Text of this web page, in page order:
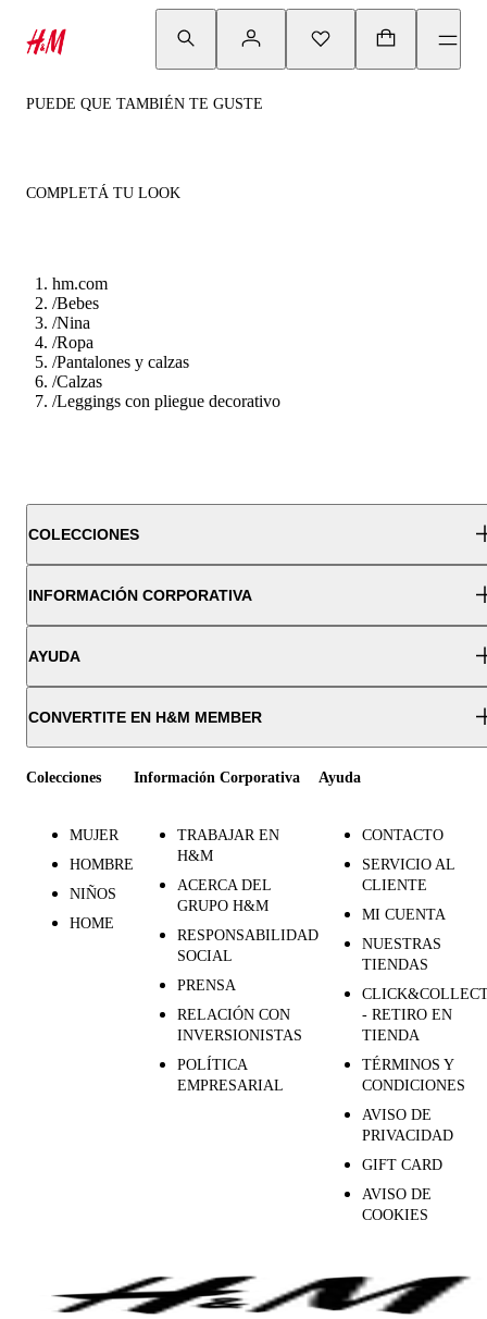
PUEDE QUE TAMBIÉN TE GUSTE
COMPLETÁ TU LOOK
hm.com
/Bebes
/Nina
/Ropa
/Pantalones y calzas
/Calzas
/Leggings con pliegue decorativo
COLECCIONES
INFORMACIÓN CORPORATIVA
AYUDA
CONVERTITE EN H&M MEMBER
Colecciones
MUJER
HOMBRE
NIÑOS
HOME
Información Corporativa
TRABAJAR EN
H&M
ACERCA DEL
GRUPO H&M
RESPONSABILIDAD
SOCIAL
PRENSA
RELACIÓN CON
INVERSIONISTAS
POLÍTICA
EMPRESARIAL
Ayuda
CONTACTO
SERVICIO AL
CLIENTE
MI CUENTA
NUESTRAS
TIENDAS
- RETIRO EN
TIENDA
TÉRMINOS Y
CONDICIONES
AVISO DE
PRIVACIDAD
GIFT CARD
AVISO DE
COOKIES